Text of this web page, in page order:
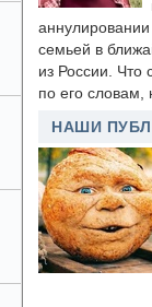
семьей в
из России. Что
по его словам,
НАШИ